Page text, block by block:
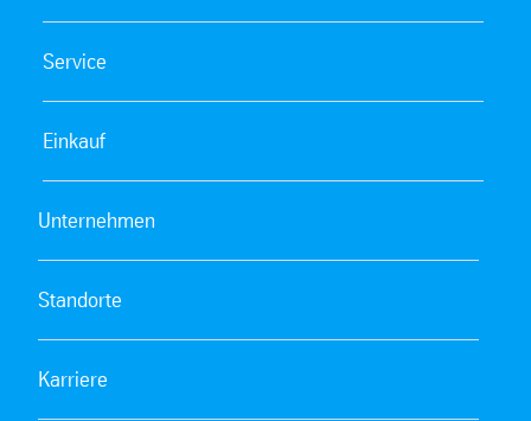
Service
Einkauf
Unternehmen
Standorte
Karriere